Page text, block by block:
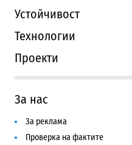
Устойчивост
Технологии
Проекти
За нас
За реклама
Проверка на фактите